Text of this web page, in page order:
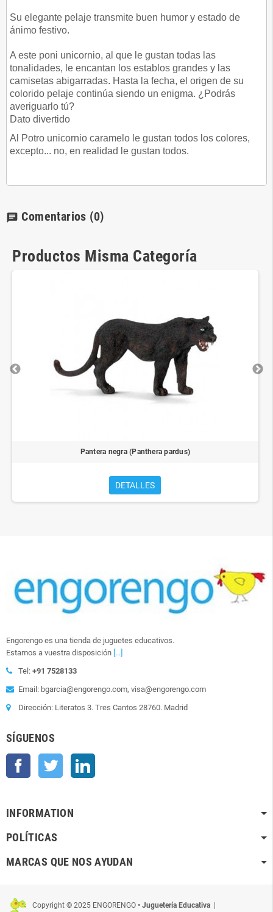
Su elegante pelaje transmite buen humor y estado de
ánimo festivo.
A este poni unicornio, al que le gustan todas las
tonalidades, le encantan los establos grandes y las
camisetas abigarradas. Hasta la fecha, el origen de su
colorido pelaje continúa siendo un enigma. ¿Podrás
averiguarlo tú?
Dato divertido
Al Potro unicornio caramelo le gustan todos los colores,
excepto... no, en realidad le gustan todos.
chat Comentarios (0)
Productos Misma Categoría
Pantera negra (Panthera pardus)
DETALLES
Engorengo es una tienda de juguetes educativos.
Estamos a vuestra disposición [...]
Tel: +91 7528133
Email: bgarcia@engorengo.com, visa@engorengo.com
Dirección: Literatos 3. Tres Cantos 28760. Madrid
SÍGUENOS
Facebook Twitter
INFORMATION
POLÍTICAS
MARCAS QUE NOS AYUDAN
Copyright © 2025 ENGORENGO • Juguetería Educativa